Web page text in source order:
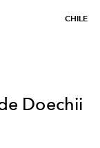
CHILE
Doechii